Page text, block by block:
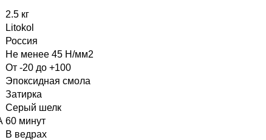
2.5 кг
Litokol
Россия
Не менее 45 Н/мм2
От -20 до +100
Эпоксидная смола
Затирка
Серый шелк
60 минут
В ведрах